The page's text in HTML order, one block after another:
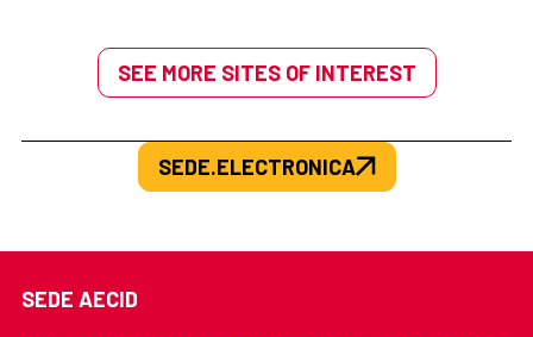
SEE MORE SITES OF INTEREST
SEDE.ELECTRONICA
SEDE AECID